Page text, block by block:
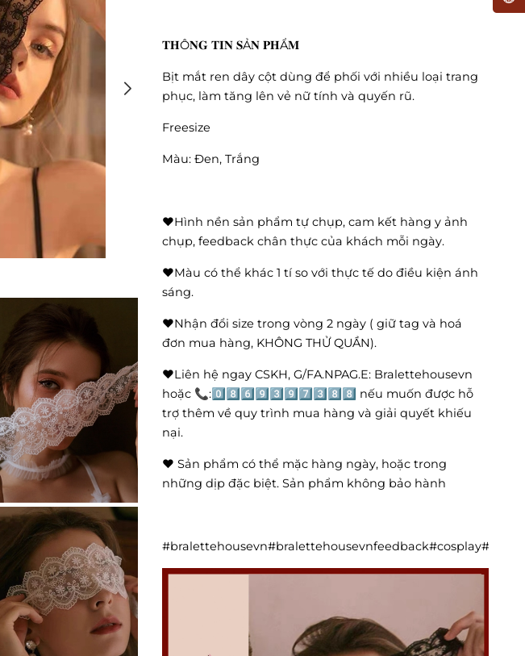
𝐓𝐇Ô𝐍𝐆 𝐓𝐈𝐍 𝐒Ả𝐍 𝐏𝐇Ẩ𝐌
Bịt mắt ren dây cột dùng để phối với nhiều loại trang
phục, làm tăng lên vẻ nữ tính và quyến rũ.
Freesize
Màu: Đen, Trắng
❤️Hình nền sản phẩm tự chụp, cam kết hàng y ảnh
chụp, feedback chân thực của khách mỗi ngày.
❤️Màu có thể khác 1 tí so với thực tế do điều kiện ánh
sáng.
❤️Nhận đổi size trong vòng 2 ngày ( giữ tag và hoá
đơn mua hàng, KHÔNG THỬ QUẦN).
❤️Liên hệ ngay CSKH, G/FA.NPAG.E: Bralettehousevn
hoặc 📞:0️⃣8️⃣6️⃣9️⃣3️⃣9️⃣7️⃣3️⃣8️⃣8️⃣ nếu muốn được hỗ
trợ thêm về quy trình mua hàng và giải quyết khiếu
nại.
❤️ Sản phẩm có thể mặc hàng ngày, hoặc trong
những dịp đặc biệt. Sản phẩm không bảo hành